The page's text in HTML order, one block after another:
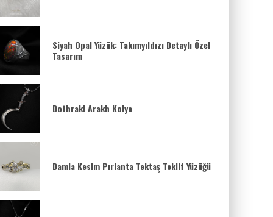
Siyah Opal Yüzük: Takımyıldızı Detaylı Özel
Tasarım
Dothraki Arakh Kolye
Damla Kesim Pırlanta Tektaş Teklif Yüzüğü